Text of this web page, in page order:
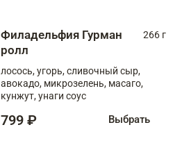
Филадельфия Гурман
ролл
266 г
лосось, угорь, сливочный сыр,
авокадо, микрозелень, масаго,
кунжут, унаги соус
799 ₽ Выбрать